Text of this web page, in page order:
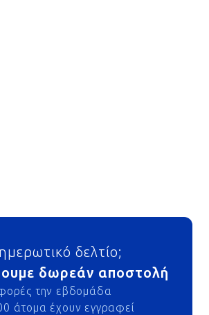
δελτίο;
δωρεάν αποστολή
την εβδομάδα
άτομα έχουν εγγραφεί